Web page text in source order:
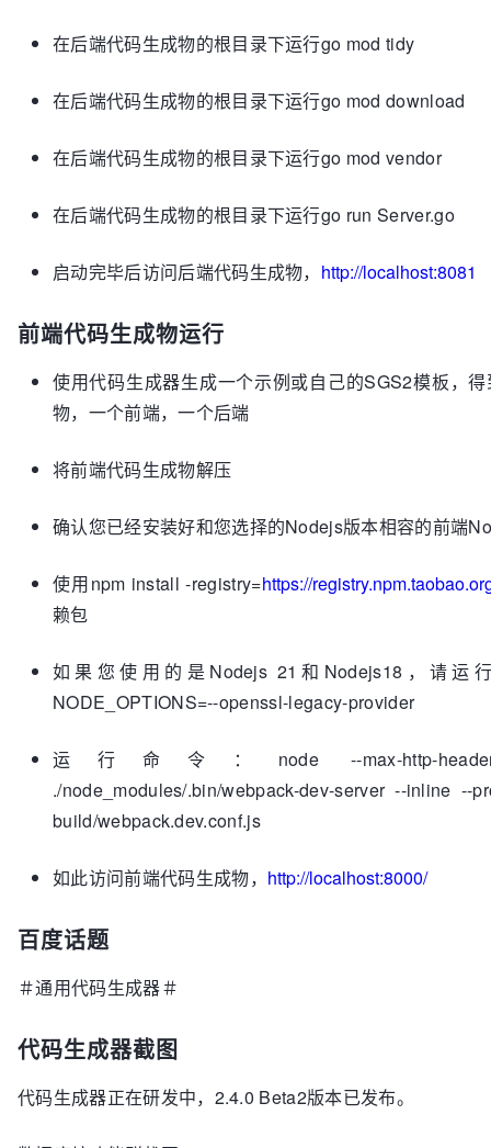
在后端代码生成物的根目录下运行go mod tidy
在后端代码生成物的根目录下运行go mod download
在后端代码生成物的根目录下运行go mod vendor
在后端代码生成物的根目录下运行go run Server.go
启动完毕后访问后端代码生成物， http://localhost:8081
前端代码生成物运行
使用代码生成器生成一个示例或自己的SGS2模板，
物，一个前端，一个后端
将前端代码生成物解压
确认您已经安装好和您选择的Nodejs版本相容的前端
使用npm install -registry=https://
赖包
如果您使用的是Nodejs 21和Nodejs18，请运
NODE_OPTIONS=--openssl-legacy-provider
运行命令：node --max-http-header-
./node_modules/.bin/webpack-dev-server --inline --
build/webpack.dev.conf.js
如此访问前端代码生成物， http://localhost:8000/
百度话题
＃通用代码生成器＃
代码生成器截图
代码生成器正在研发中，2.4.0 Beta2版本已发布。